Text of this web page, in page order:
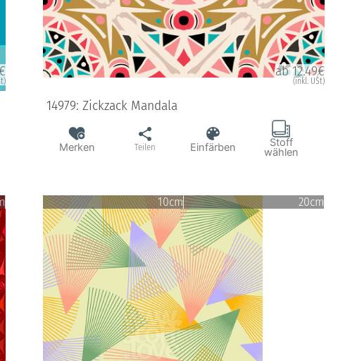
ab 12.49€
(inkl. USt)
14979: Zickzack Mandala
Merken Teilen Einfärben Stoff
wählen
10cm 20cm